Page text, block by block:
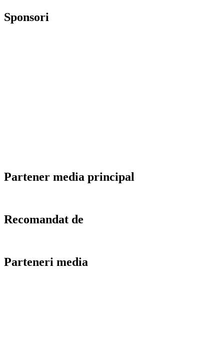
Sponsori
Partener media principal
Recomandat de
Parteneri media